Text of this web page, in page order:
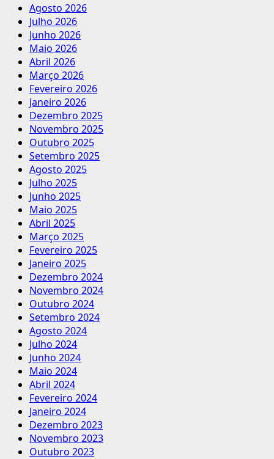
Agosto 2026
Julho 2026
Junho 2026
Maio 2026
Abril 2026
Março 2026
Fevereiro 2026
Janeiro 2026
Dezembro 2025
Novembro 2025
Outubro 2025
Setembro 2025
Agosto 2025
Julho 2025
Junho 2025
Maio 2025
Abril 2025
Março 2025
Fevereiro 2025
Janeiro 2025
Dezembro 2024
Novembro 2024
Outubro 2024
Setembro 2024
Agosto 2024
Julho 2024
Junho 2024
Maio 2024
Abril 2024
Fevereiro 2024
Janeiro 2024
Dezembro 2023
Novembro 2023
Outubro 2023